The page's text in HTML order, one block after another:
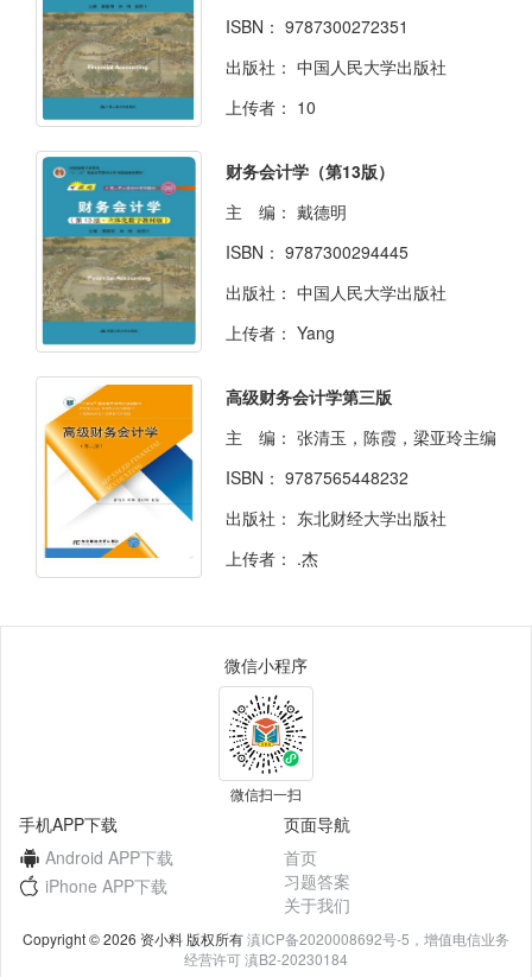
ISBN： 9787300272351
出版社： 中国人民大学出版社
上传者： 10
财务会计学（第13版）
主 编： 戴德明
ISBN： 9787300294445
出版社： 中国人民大学出版社
上传者： Yang
高级财务会计学第三版
主 编： 张清玉，陈霞，梁亚玲主编
ISBN： 9787565448232
出版社： 东北财经大学出版社
上传者： .杰
微信小程序
微信扫一扫
手机APP下载
Android APP下载
iPhone APP下载
页面导航
首页
习题答案
关于我们
Copyright © 2026 资小料 版权所有滇ICP备2020008692号-5，增值电信业务
经营许可 滇B2-20230184